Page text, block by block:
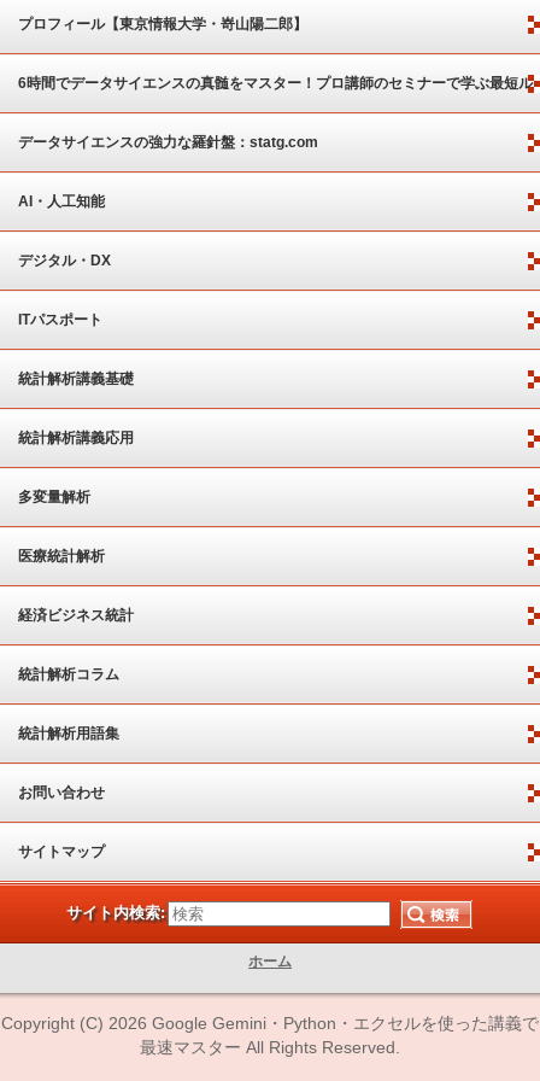
プロフィール【東京情報大学・嵜山陽二郎】
6時間でデータサイエンスの真髄をマスター！プロ講師のセミナーで学ぶ最短ル
ート
データサイエンスの強力な羅針盤：statg.com
AI・人工知能
デジタル・DX
ITパスポート
統計解析講義基礎
統計解析講義応用
多変量解析
医療統計解析
経済ビジネス統計
統計解析コラム
統計解析用語集
お問い合わせ
サイトマップ
サイト内検索:
ホーム
Copyright (C) 2026 Google Gemini・Python・エクセルを使った講義で
最速マスター All Rights Reserved.